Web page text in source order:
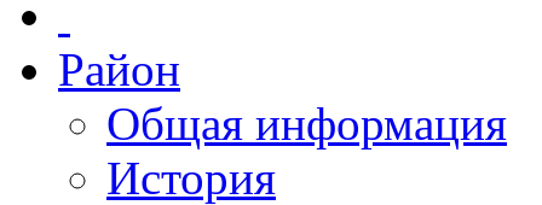
Район
Общая информация
История